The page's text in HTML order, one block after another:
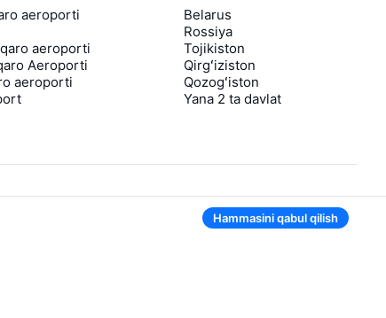
aeroporti
aeroporti
Aeroporti
aeroporti
Belarus
Rossiya
Tojikiston
Qirgʻiziston
Qozogʻiston
Yana 2 ta davlat
Hammasini qabul qilish